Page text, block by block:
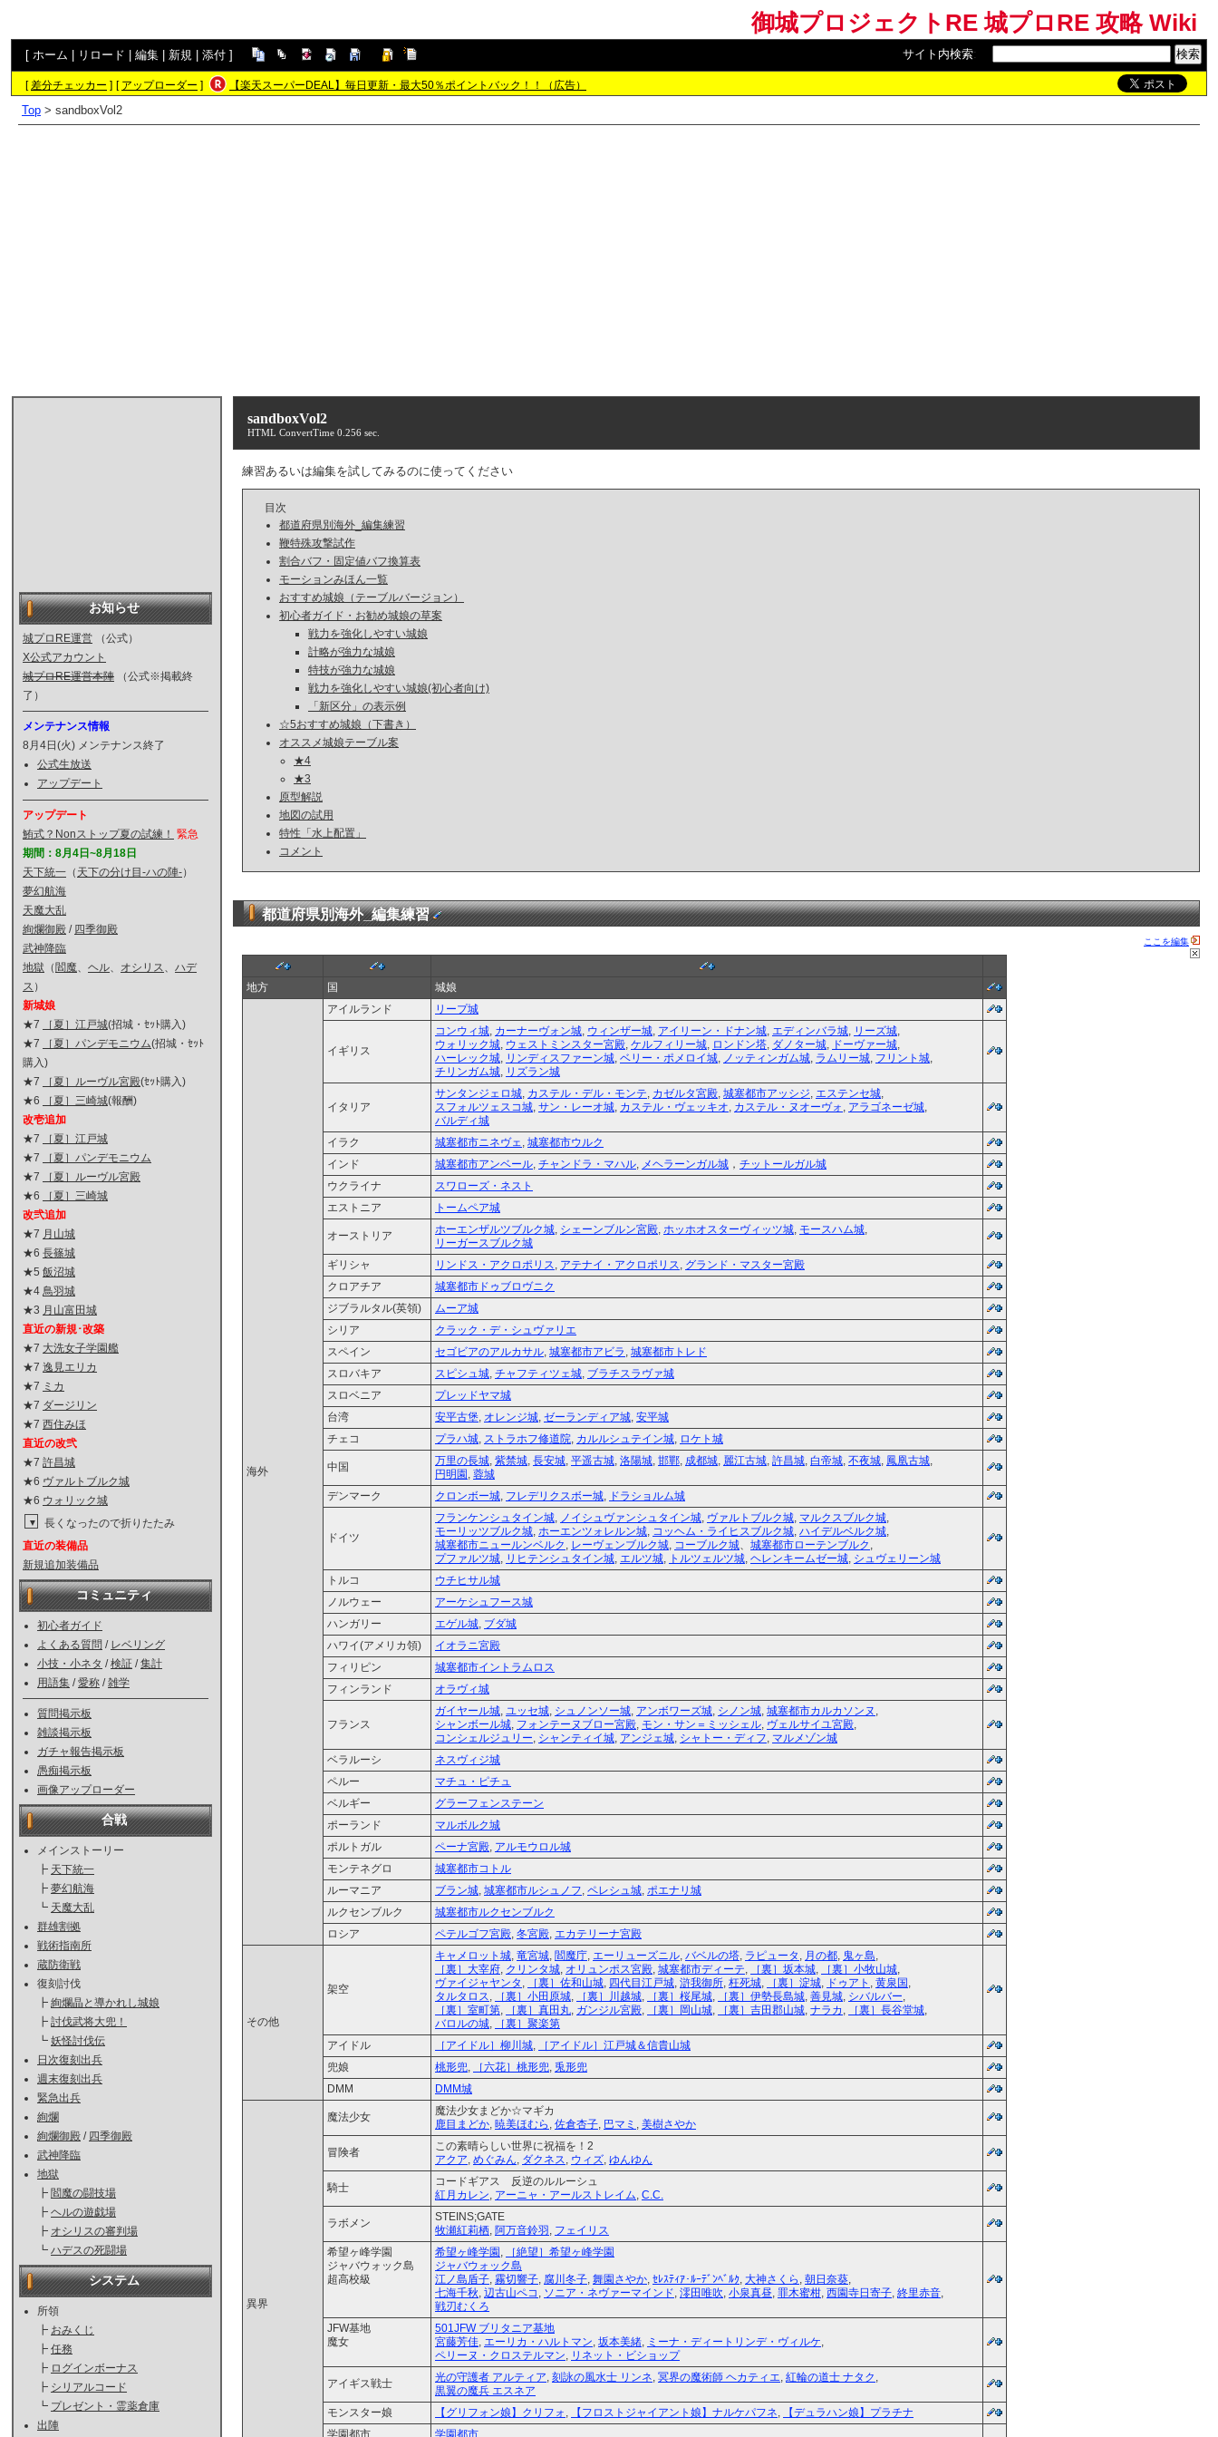
御城プロジェクトRE 城プロRE 攻略 Wiki
[ ホーム リロード 編集 新規 添付 ] サイト内検索:
[差分チェッカー ] [ アップローダー ] 【楽天スーパーDEAL】毎日更新・最大50％ポイントバック！！（広告）
Top > sandboxVol2
お知らせ
城プロRE運営 （公式）
X公式アカウント
城プロRE運営本陣 （公式※掲載終
了）
メンテナンス情報
8月4日(火) メンテナンス終了
公式生放送
アップデート
アップデート
鮪式？Nonストップ夏の試練！ 緊急
期間：8月4日~8月18日
天下統一 （ 天下の分け目-ハの陣-）
夢幻航海
天魔大乱
絢爛御殿 / 四季御殿
武神降臨
地獄 （ 閻魔、 ヘル、 オシリス、 ハデ
ス ）
新城娘
★7
［夏］江戸城(招城・ｾｯﾄ購入)
★7
［夏］パンデモニウム(招城・ｾｯﾄ
購入)
★7
［夏］ルーヴル宮殿(ｾｯﾄ購入)
★6
［夏］三崎城(報酬)
改壱追加
★7
［夏］江戸城
★7
［夏］パンデモニウム
★7
［夏］ルーヴル宮殿
★6
［夏］三崎城
改弐追加
★7 月山城
★6 長篠城
★5 飯沼城
★4 鳥羽城
★3 月山富田城
直近の新規･改築
★7 大洗女子学園艦
★7 逸見エリカ
★7 ミカ
★7 ダージリン
★7 西住みほ
直近の改弐
★7 許昌城
★6 ヴァルトブルク城
★6 ウォリック城
▼
長くなったので折りたたみ
直近の装備品
新規追加装備品
コミュニティ
初心者ガイド
よくある質問 / レベリング
小技・小ネタ /検証 /集計
用語集 /愛称 /雑学
質問掲示板
雑談掲示板
ガチャ報告掲示板
愚痴掲示板
画像アップローダー
合戦
メインストーリー
┣ 天下統一
┣ 夢幻航海
┗ 天魔大乱
群雄割拠
戦術指南所
蔵防衛戦
復刻討伐
┣ 絢爛晶と導かれし城娘
┣ 討伐武将大兜！
┗ 妖怪討伐伝
日次復刻出兵
週末復刻出兵
緊急出兵
絢爛
絢爛御殿 / 四季御殿
武神降臨
地獄
┣ 閻魔の闘技場
┣ ヘルの遊戯場
┣ オシリスの審判場
┗ ハデスの死闘場
システム
所領
┣ おみくじ
┣ 任務
┣ ログインボーナス
┣ シリアルコード
┗ プレゼント・霊薬倉庫
出陣
sandboxVol2
HTML ConvertTime 0.256 sec.
練習あるいは編集を試してみるのに使ってください
目次
都道府県別海外_編集練習
鞭特殊攻撃試作
割合バフ・固定値バフ換算表
モーションみほん一覧
おすすめ城娘（テーブルバージョン）
初心者ガイド・お勧め城娘の草案
戦力を強化しやすい城娘
計略が強力な城娘
特技が強力な城娘
戦力を強化しやすい城娘(初心者向け)
「新区分」の表示例
☆5おすすめ城娘（下書き）
オススメ城娘テーブル案
★4
★3
原型解説
地図の試用
特性「水上配置」
コメント
都道府県別海外_編集練習
ここを編集
地方 国 城娘
海外
アイルランド リープ城
イギリス
コンウィ城, カーナーヴォン城, ウィンザー城, アイリーン・ドナン城, エディンバラ城, リーズ城,
ウォリック城, ウェストミンスター宮殿, ケルフィリー城, ロンドン塔, ダノター城, ドーヴァー城,
ハーレック城, リンディスファーン城, ベリー・ポメロイ城, ノッティンガム城, ラムリー城, フリント城,
チリンガム城, リズラン城
イタリア
サンタンジェロ城, カステル・デル・モンテ, カゼルタ宮殿, 城塞都市アッシジ, エステンセ城,
スフォルツェスコ城, サン・レーオ城, カステル・ヴェッキオ, カステル・ヌオーヴォ , アラゴネーゼ城,
バルディ城
イラク
城塞都市ニネヴェ, 城塞都市ウルク
インド
城塞都市アンベール, チャンドラ・マハル, メヘラーンガル城 ， チットールガル城
ウクライナ
スワローズ・ネスト
エストニア
トームペア城
オーストリア ホーエンザルツブルク城, シェーンブルン宮殿, ホッホオスターヴィッツ城, モースハム城,
リーガースブルク城
ギリシャ
リンドス・アクロポリス, アテナイ・アクロポリス, グランド・マスター宮殿
クロアチア
城塞都市ドゥブロヴニク
ジブラルタル(英領)
ムーア城
シリア
クラック・デ・シュヴァリエ
スペイン
セゴビアのアルカサル, 城塞都市アビラ , 城塞都市トレド
スロバキア
スピシュ城, チャフティツェ城, ブラチスラヴァ城
スロベニア
プレッドヤマ城
台湾
安平古堡, オレンジ城, ゼーランディア城, 安平城
チェコ
プラハ城, ストラホフ修道院, カルルシュテイン城, ロケト城
中国 万里の長城, 紫禁城, 長安城, 平遥古城, 洛陽城, 邯鄲, 成都城, 麗江古城, 許昌城, 白帝城, 不夜城, 鳳凰古城,
円明園 , 蓉城
デンマーク
クロンボー城, フレデリクスボー城, ドラショルム城
ドイツ
フランケンシュタイン城, ノイシュヴァンシュタイン城, ヴァルトブルク城, マルクスブルク城,
モーリッツブルク城, ホーエンツォレルン城, コッヘム・ライヒスブルク城, ハイデルベルク城,
城塞都市ニュールンベルク , レーヴェンブルク城, コーブルク城、 城塞都市ローテンブルク ,
プファルツ城, リヒテンシュタイン城, エルツ城, トルツェルツ城, ヘレンキームゼー城, シュヴェリーン城
トルコ
ウチヒサル城
ノルウェー
アーケシュフース城
ハンガリー
エゲル城, ブダ城
ハワイ(アメリカ領)
イオラニ宮殿
フィリピン
城塞都市イントラムロス
フィンランド
オラヴィ城
フランス
ガイヤール城, ユッセ城, シュノンソー城, アンボワーズ城, シノン城, 城塞都市カルカソンヌ ,
シャンボール城, フォンテーヌブロー宮殿, モン・サン＝ミッシェル, ヴェルサイユ宮殿,
コンシェルジュリー, シャンティイ城, アンジェ城, シャトー・ディフ, マルメゾン城
ベラルーシ
ネスヴィジ城
ペルー
マチュ・ピチュ
ベルギー
グラーフェンステーン
ポーランド
マルボルク城
ポルトガル
ペーナ宮殿, アルモウロル城
モンテネグロ
城塞都市コトル
ルーマニア
ブラン城, 城塞都市ルシュノフ, ペレシュ城, ポエナリ城
ルクセンブルク
城塞都市ルクセンブルク
ロシア
ペテルゴフ宮殿, 冬宮殿, エカテリーナ宮殿
その他
架空
キャメロット城, 竜宮城, 閻魔庁, エーリューズニル, バベルの塔, ラピュータ , 月の都, 鬼ヶ島,
［裏］大宰府, クリンタ城, オリュンポス宮殿, 城塞都市ディーテ, ［裏］坂本城, ［裏］小牧山城,
ヴァイジャヤンタ , ［裏］佐和山城, 四代目江戸城, 滸我御所, 枉死城, ［裏］淀城, ドゥアト , 黄泉国 ,
タルタロス, ［裏］小田原城, ［裏］川越城, ［裏］桜尾城, ［裏］伊勢長島城, 善見城, シバルバー,
［裏］室町第, ［裏］真田丸, ガンジル宮殿, ［裏］岡山城, ［裏］吉田郡山城, ナラカ , ［裏］長谷堂城,
バロルの城,
［裏］聚楽第
アイドル
［アイドル］柳川城,
［アイドル］江戸城＆信貴山城
兜娘
桃形兜, ［六花］桃形兜, 兎形兜
DMM
DMM城
異界
魔法少女
魔法少女まどか☆マギカ
鹿目まどか, 暁美ほむら , 佐倉杏子, 巴マミ , 美樹さやか
冒険者
この素晴らしい世界に祝福を！2
アクア, めぐみん, ダクネス, ウィズ, ゆんゆん
騎士
コードギアス 反逆のルルーシュ
紅月カレン, アーニャ・アールストレイム, C.C.
ラボメン
STEINS;GATE
牧瀬紅莉栖, 阿万音鈴羽 , フェイリス
希望ヶ峰学園
ジャバウォック島
超高校級
希望ヶ峰学園 ,
［絶望］希望ヶ峰学園
ジャバウォック島
江ノ島盾子, 霧切響子, 腐川冬子, 舞園さやか, ｾﾚｽﾃｨｱ･ﾙｰﾃﾞﾝﾍﾞﾙｸ, 大神さくら , 朝日奈葵,
七海千秋, 辺古山ペコ , ソニア・ネヴァーマインド, 澪田唯吹, 小泉真昼, 罪木蜜柑, 西園寺日寄子, 終里赤音,
戦刃むくろ
JFW基地
魔女
501JFW ブリタニア基地
宮藤芳佳, エーリカ・ハルトマン, 坂本美緒, ミーナ・ディートリンデ・ヴィルケ,
ペリーヌ・クロステルマン, リネット・ビショップ
アイギス戦士 光の守護者 アルティア, 刻詠の風水士 リンネ, 冥界の魔術師 ヘカティエ, 紅輪の道士 ナタク ,
黒翼の魔兵 エスネア
モンスター娘
【グリフォン娘】クリフォ , 【フロストジャイアント娘】ナルケパフネ,
【デュラハン娘】プラチナ
学園都市
学園都市